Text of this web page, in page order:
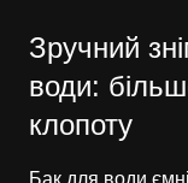
Зручний
води:
клопоту